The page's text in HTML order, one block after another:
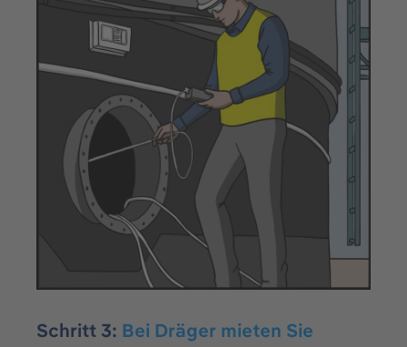
Schritt 3: Bei Dräger mieten Sie